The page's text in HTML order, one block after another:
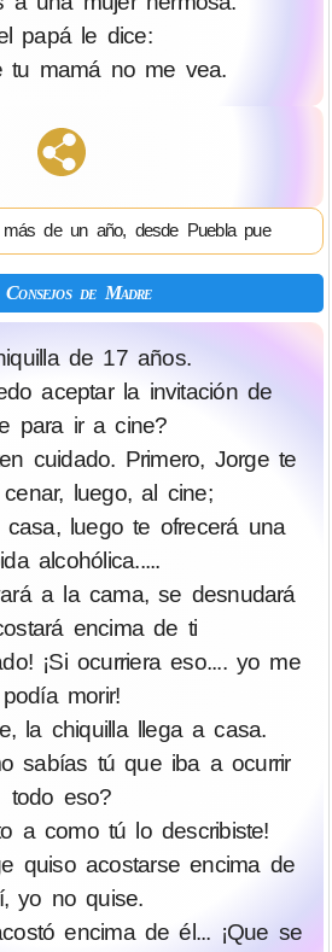
papá le dice:
mamá no me vea.
de un año, desde Puebla pue
Consejos de Madre
de 17 años.
aceptar la invitación de
para ir a cine?
cuidado. Primero, Jorge te
cenar, luego, al cine;
luego te ofrecerá una
alcohólica.....
a la cama, se desnudará
encima de ti
¡Si ocurriera eso.... yo me
podía morir!
la chiquilla llega a casa.
sabías tú que iba a ocurrir
todo eso?
a como tú lo describiste!
quiso acostarse encima de
yo no quise.
encima de él... ¡Que se